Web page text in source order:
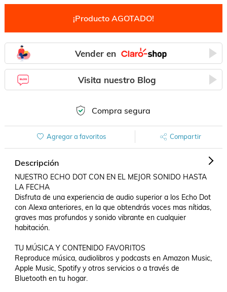
¡Producto AGOTADO!
Vender en
Visita nuestro Blog
Compra segura
Agregar a favoritos Compartir
Descripción
NUESTRO ECHO DOT CON EN EL MEJOR SONIDO HASTA
LA FECHA
Disfruta de una experiencia de audio superior a los Echo Dot
con Alexa anteriores, en la que obtendrás voces mas nítidas,
graves mas profundos y sonido vibrante en cualquier
habitación.
TU MÚSICA Y CONTENIDO FAVORITOS
Reproduce música, audiolibros y podcasts en Amazon Music,
Apple Music, Spotify y otros servicios o a través de
Bluetooth en tu hogar.